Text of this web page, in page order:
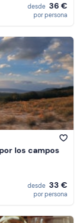
desde 36 €
por persona
los campos
desde 33 €
por persona